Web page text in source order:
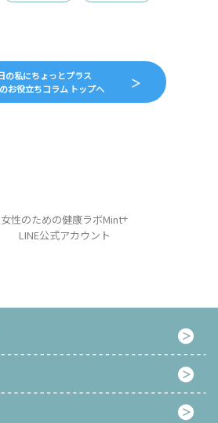
の私にちょっとプラス
のお役立ちコラム トップへ
女性のための健康ラボMint+
LINE公式アカウント